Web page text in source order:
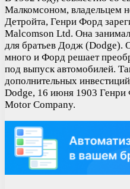
Малкомсоном, владельцем
Детройта, Генри Форд
Malcomson Ltd. Она
для братьев Додж (Dodge).
много и Форд решает
под выпуск автомобилей.
дополнительных
Dodge, 16 июня 1903 Генри
Motor Company.